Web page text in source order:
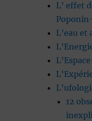
L’ effet
L’eau et
12